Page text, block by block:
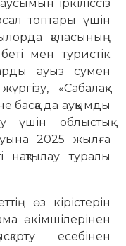
іркіліссіз
топтары үшін
қаласының
мен туристік
ауыз сумен
«Сабалақ»
басқа да ауқымды
үшін облыстық
2025 жылға
нақтылау туралы
өз кірістерін
әкімшілерінен
есебінен